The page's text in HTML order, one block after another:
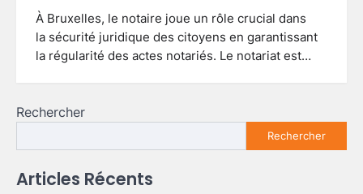
À Bruxelles, le notaire joue un rôle crucial dans
la sécurité juridique des citoyens en garantissant
la régularité des actes notariés. Le notariat est…
Rechercher
Rechercher
Articles Récents